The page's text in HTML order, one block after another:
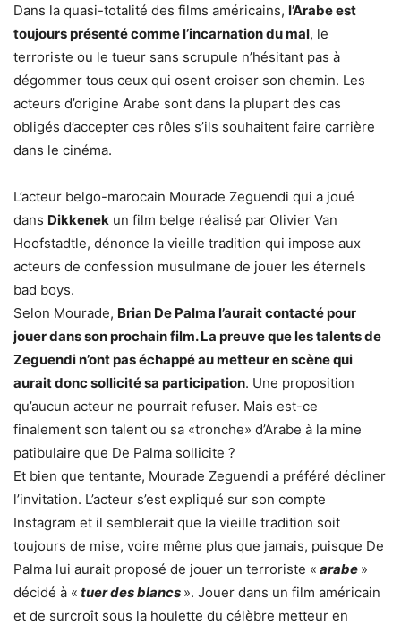
Dans la quasi-totalité des films américains, l’Arabe est
toujours présenté comme l’incarnation du mal, le
terroriste ou le tueur sans scrupule n’hésitant pas à
dégommer tous ceux qui osent croiser son chemin. Les
acteurs d’origine Arabe sont dans la plupart des cas
obligés d’accepter ces rôles s’ils souhaitent faire carrière
dans le cinéma.
L’acteur belgo-marocain Mourade Zeguendi qui a joué
dans Dikkenek un film belge réalisé par Olivier Van
Hoofstadtle, dénonce la vieille tradition qui impose aux
acteurs de confession musulmane de jouer les éternels
bad boys.
Selon Mourade, Brian De Palma l’aurait contacté pour
jouer dans son prochain film. La preuve que les talents de
Zeguendi n’ont pas échappé au metteur en scène qui
aurait donc sollicité sa participation. Une proposition
qu’aucun acteur ne pourrait refuser. Mais est-ce
finalement son talent ou sa «tronche» d’Arabe à la mine
patibulaire que De Palma sollicite ?
Et bien que tentante, Mourade Zeguendi a préféré décliner
l’invitation. L’acteur s’est expliqué sur son compte
Instagram et il semblerait que la vieille tradition soit
toujours de mise, voire même plus que jamais, puisque De
Palma lui aurait proposé de jouer un terroriste « arabe »
décidé à « tuer des blancs ». Jouer dans un film américain
et de surcroît sous la houlette du célèbre metteur en